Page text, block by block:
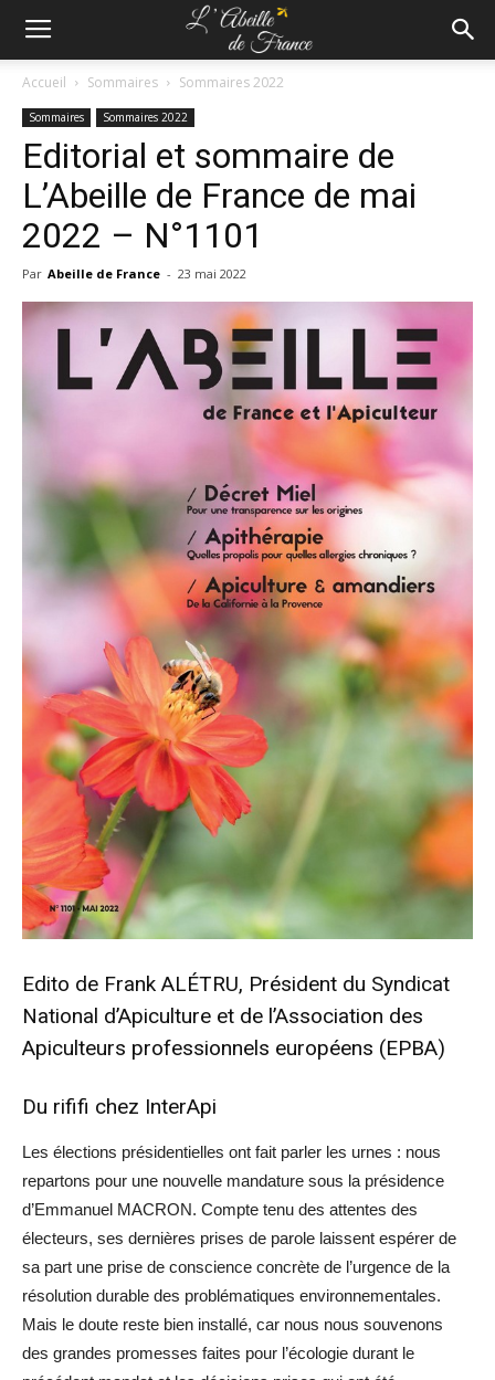
Accueil Sommaires Sommaires 2022
Sommaires Sommaires 2022
Editorial et sommaire de
L’Abeille de France de mai
2022 – N°1101
Par Abeille de France - 23 mai 2022
Edito de Frank ALÉTRU, Président du Syndicat
National d’Apiculture et de l’Association des
Apiculteurs professionnels européens (EPBA)
Du rififi chez InterApi
Les élections présidentielles ont fait parler les urnes : nous
repartons pour une nouvelle mandature sous la présidence
d’Emmanuel MACRON. Compte tenu des attentes des
électeurs, ses dernières prises de parole laissent espérer de
sa part une prise de conscience concrète de l’urgence de la
résolution durable des problématiques environnementales.
Mais le doute reste bien installé, car nous nous souvenons
des grandes promesses faites pour l’écologie durant le